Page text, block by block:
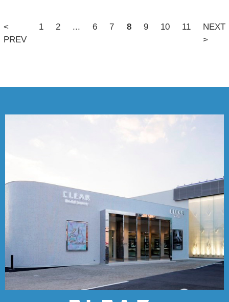
<
PREV
1 2 ... 6 7 8 9 10 11
NEXT
>